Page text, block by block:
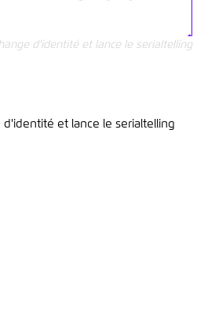
d'identité et lance le serialtelling
et lance le serialtelling